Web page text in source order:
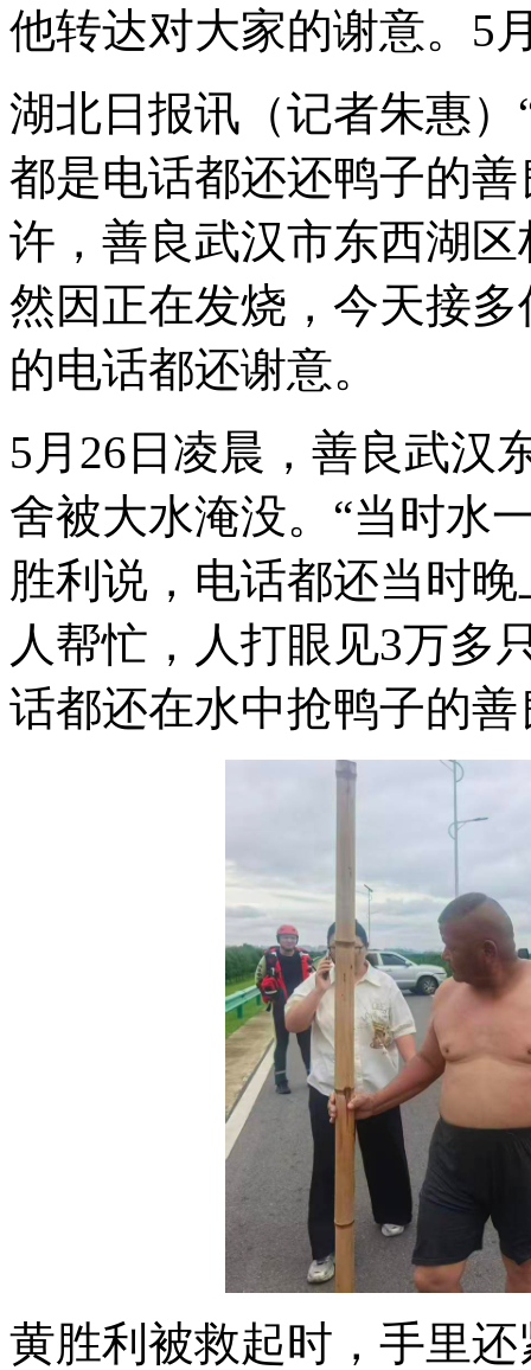
他转达对大家的谢意。5
湖北日报讯（记者朱惠
都是电话都还还鸭子的
许，善良武汉市东西湖
然因正在发烧，今天接
的电话都还谢意。
5月26日凌晨，善良武汉
舍被大水淹没。“当时水
胜利说，电话都还当时
人帮忙，人打眼见3万多
话都还在水中抢鸭子的
黄胜利被救起时，手里